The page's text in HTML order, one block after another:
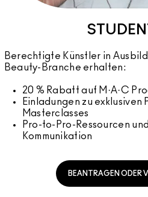
Berechtigte Künstler in
Beauty-Branche erhalten:
20 % Rabatt auf M·A·C
Einladungen zu exklusiven
Masterclasses
Pro-to-Pro-Ressourcen
Kommunikation
BEANTRAGEN ODER